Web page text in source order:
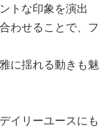
トな印象を演出
わせることで、フ
に揺れる動きも魅
イリーユースにも